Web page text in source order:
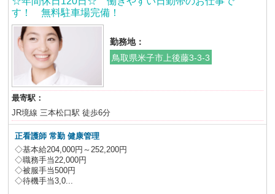
す！ 無料駐車場完備！
勤務地：
鳥取県米子市上後藤3-3-3
最寄駅：
JR境線 三本松口駅 徒歩6分
正看護師常勤 健康管理
◇基本給204,000円～252,200円
◇職務手当22,000円
◇被服手当500円
◇待機手当3,0...